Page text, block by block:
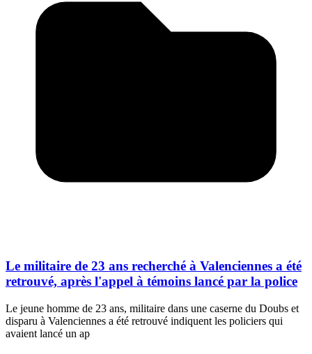
Le militaire de 23 ans recherché à Valenciennes a été
retrouvé, après l'appel à témoins lancé par la police
Le jeune homme de 23 ans, militaire dans une caserne du Doubs et
disparu à Valenciennes a été retrouvé indiquent les policiers qui
avaient lancé un ap